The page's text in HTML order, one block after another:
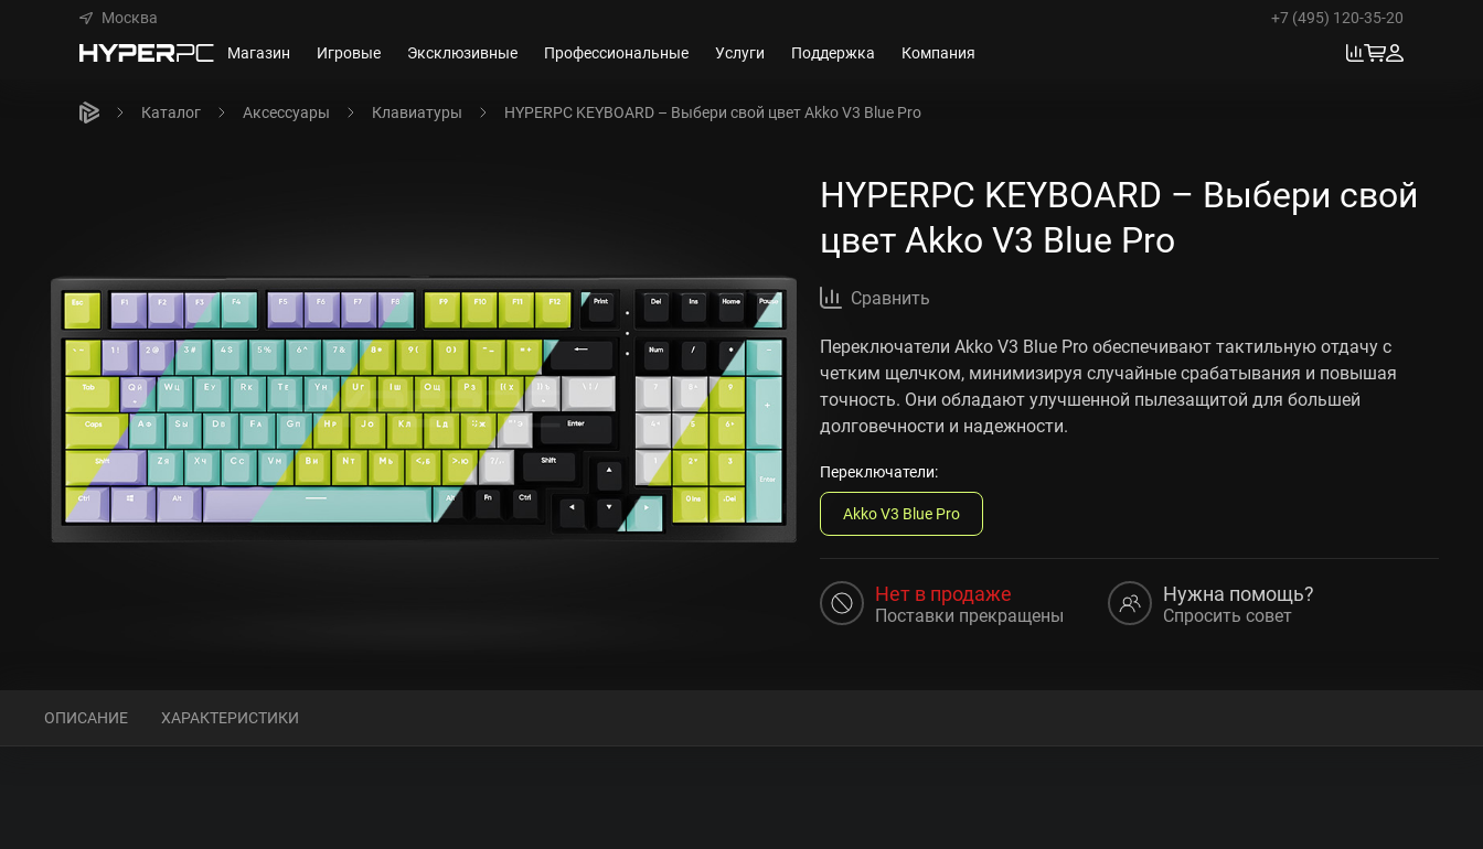
Москва
+7 (495) 120-35-20
Магазин
Игровые Эксклюзивные Профессиональные Услуги Поддержка Компания
Каталог Аксессуары Клавиатуры HYPERPC KEYBOARD – Выбери свой цвет Akko V3 Blue Pro
HYPERPC KEYBOARD – Выбери свой
цвет Akko V3 Blue Pro
Сравнить
Переключатели Akko V3 Blue Pro обеспечивают тактильную отдачу с
четким щелчком, минимизируя случайные срабатывания и повышая
точность. Они обладают улучшенной пылезащитой для большей
долговечности и надежности.
Переключатели:
Akko V3 Blue Pro
Нет в продаже
Поставки прекращены
Нужна помощь?
Спросить совет
ОПИСАНИЕ ХАРАКТЕРИСТИКИ